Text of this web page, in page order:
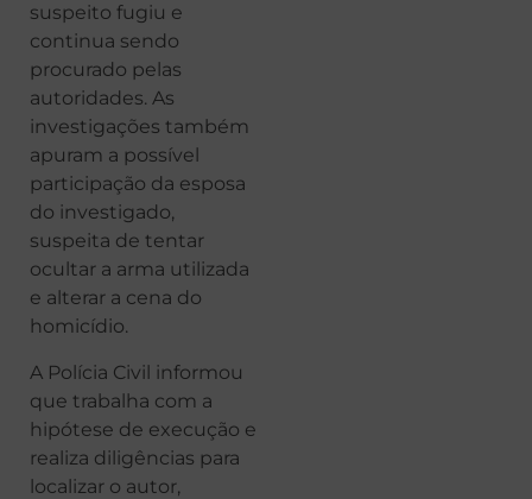
suspeito fugiu e
continua sendo
procurado pelas
autoridades. As
investigações também
apuram a possível
participação da esposa
do investigado,
suspeita de tentar
ocultar a arma utilizada
e alterar a cena do
homicídio.
A Polícia Civil informou
que trabalha com a
hipótese de execução e
realiza diligências para
localizar o autor,